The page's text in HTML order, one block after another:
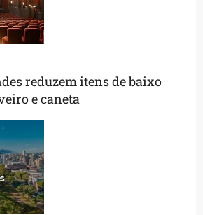
reduzem itens de baixo
e caneta